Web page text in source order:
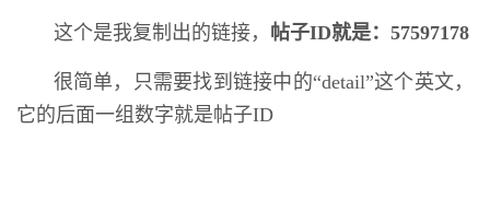
这个是我复制出的链接， 帖子ID就是： 57597178
很简单，只需要找到链接中的“detail”这个英文，
它的后面一组数字就是帖子ID